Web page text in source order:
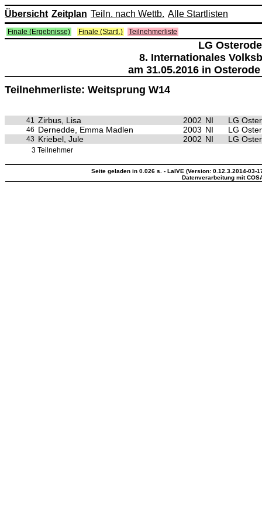
Übersicht Zeitplan Teiln. nach Wettb. Alle Startlisten
Finale (Ergebnisse) Finale (Startl.) Teilnehmerliste
LG Osterode
8. Internationales
am 31.05.2016 in
Teilnehmerliste: Weitsprung W14
41 Zirbus, Lisa 2002 NI LG
46 Dernedde, Emma Madlen 2003 NI LG
43 Kriebel, Jule 2002 NI LG
3 Teilnehmer
Seite geladen in 0.026 s. - LaIVE (Version: 0.12.3.2014-03-
Datenverarbeitung mit